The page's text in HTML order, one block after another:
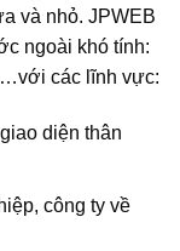
và nhỏ. JPWEB
ngoài khó tính:
các lĩnh vực:
diện thân
công ty về